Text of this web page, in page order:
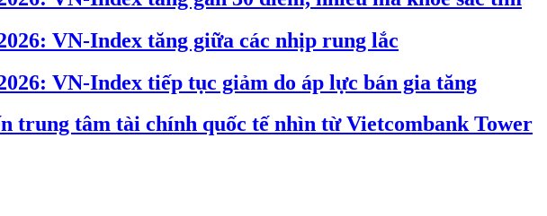
VN-Index tăng giữa các nhịp rung lắc
VN-Index tiếp tục giảm do áp lực bán gia tăng
trung tâm tài chính quốc tế nhìn từ Vietcombank Tower